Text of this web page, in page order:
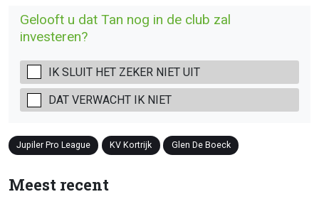
Gelooft u dat Tan nog in de club zal
investeren?
IK SLUIT HET ZEKER NIET UIT
DAT VERWACHT IK NIET
Jupiler Pro League KV Kortrijk Glen De Boeck
Meest recent